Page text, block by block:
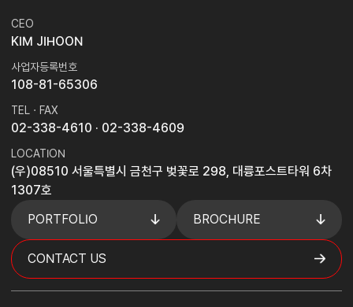
CEO
KIM JIHOON
사업자등록번호
108-81-65306
TEL · FAX
02-338-4610 · 02-338-4609
LOCATION
(우)08510 서울특별시 금천구 벚꽃로 298, 대륭포스트타워 6차
1307호
PORTFOLIO
BROCHURE
CONTACT US